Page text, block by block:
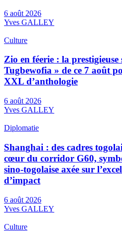
6 août 2026
Yves GALLEY
Culture
Zio en féerie : la prestigieuse
Tugbewofia » de ce 7 août
XXL d’anthologie
6 août 2026
Yves GALLEY
Diplomatie
Shanghai : des cadres
cœur du corridor G60,
sino-togolaise axée sur
d’impact
6 août 2026
Yves GALLEY
Culture